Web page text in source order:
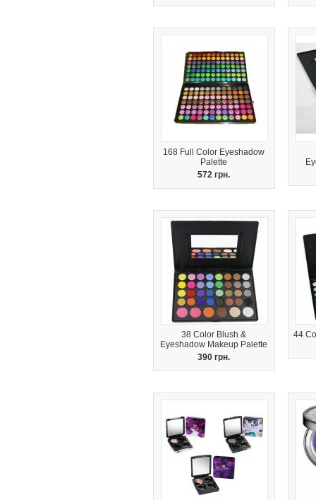
168 Full Color Eyeshadow
Palette
572 грн.
38 Color Blush &
Eyeshadow Makeup Palette
390 грн.
44